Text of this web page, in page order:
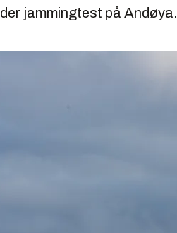
jammingtest på Andøya.